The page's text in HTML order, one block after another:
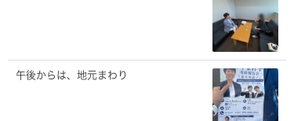
午後からは、地元まわり